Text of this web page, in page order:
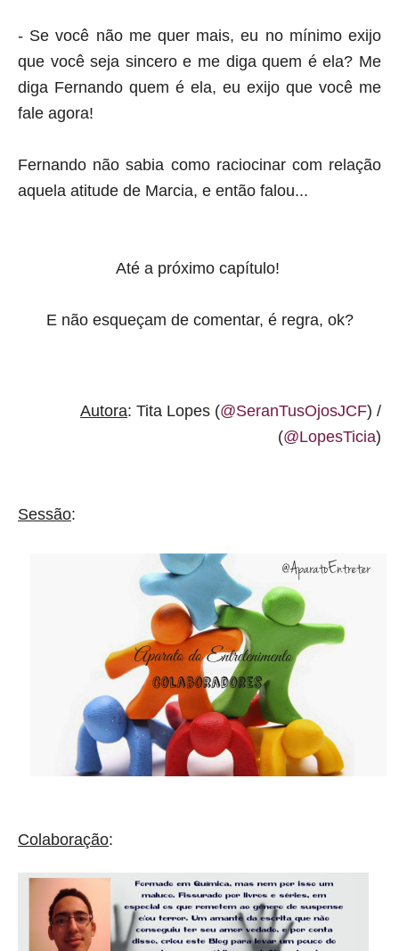
- Se você não me quer mais, eu no mínimo exijo
que você seja sincero e me diga quem é ela? Me
diga Fernando quem é ela, eu exijo que você me
fale agora!
Fernando não sabia como raciocinar com relação
aquela atitude de Marcia, e então falou...
Até a próximo capítulo!
E não esqueçam de comentar, é regra, ok?
Autora: Tita Lopes (@SeranTusOjosJCF) /
(@LopesTicia)
Sessão:
Colaboração: